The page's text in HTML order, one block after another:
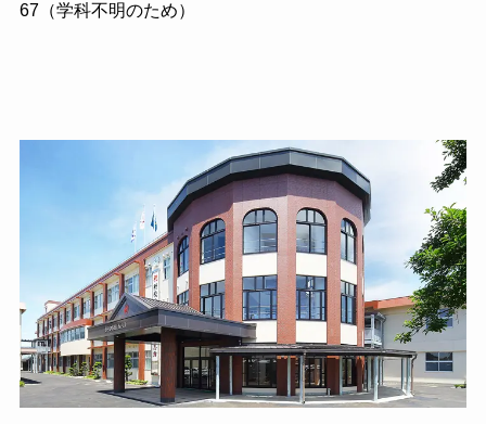
67（学科不明のため）